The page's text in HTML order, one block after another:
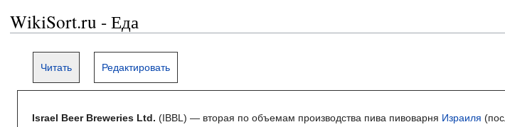
WikiSort.ru - Еда
Читать Редактировать
Israel Beer Breweries Ltd. (IBBL) — вторая по объемам производства пива пивоварня Израиля